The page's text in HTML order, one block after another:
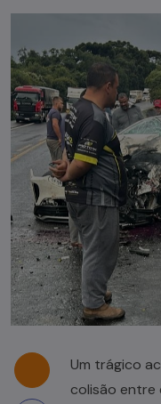
Um trágico
colisão entre